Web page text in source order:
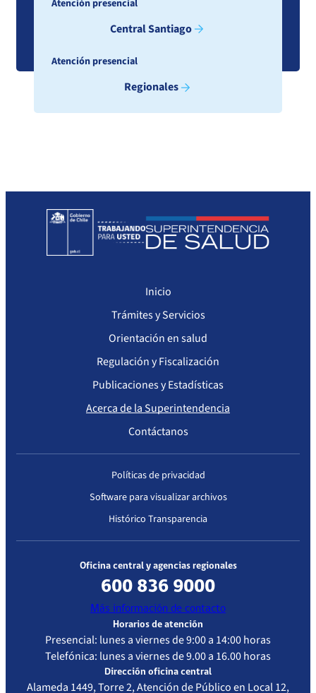
Atención presencial
Central Santiago
Atención presencial
Regionales
Inicio
Trámites y Servicios
Orientación en salud
Regulación y Fiscalización
Publicaciones y Estadísticas
Acerca de la Superintendencia
Contáctanos
Políticas de privacidad
Software para visualizar archivos
Histórico Transparencia
Oficina central y agencias regionales
600 836 9000
Más información de contacto
Horarios de atención
Presencial: lunes a viernes de 9:00 a 14:00 horas
Telefónica: lunes a viernes de 9.00 a 16.00 horas
Dirección oficina central
Alameda 1449, Torre 2, Atención de Público en Local 12,